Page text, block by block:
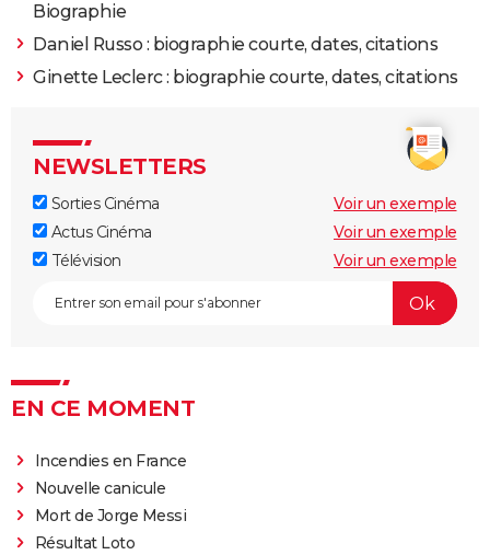
1992 Le Diable boiteux
1987 Les Yeux noirs Rôle: Tina
1980 L'Homme de Prague
FedoraRôle: Fedora jeune / Antonia Sobryanski
1977 Black Sunday Rôle: Dahlia Iyad
1976 Marathon ManRôle: Elsa
1975 VertigesRôle: Bianca
Biographie
Daniel Russo : biographie courte, dates, citations
Ginette Leclerc : biographie courte, dates, citations
NEWSLETTERS
Sorties Cinéma
Voir un exemple
Actus Cinéma
Voir un exemple
Télévision
Voir un exemple
EN CE MOMENT
Incendies en France
Nouvelle canicule
Mort de Jorge Messi
Résultat Loto